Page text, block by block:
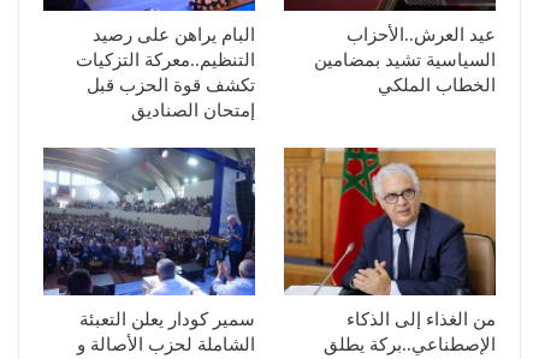
عيد العرش..الأحزاب
السياسية تشيد بمضامين
الخطاب الملكي
البام يراهن على رصيد
التنظيم..معركة التزكيات
تكشف قوة الحزب قبل
إمتحان الصناديق
من الغذاء إلى الذكاء
الإصطناعي..بركة يطلق
سمير كودار يعلن التعبئة
الشاملة لحزب الأصالة و